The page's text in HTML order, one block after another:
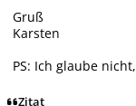
Gruß
Karsten
PS: Ich glaube
Zitat